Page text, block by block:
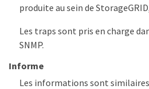
produite au sein de
Les traps sont pris en charge
SNMP.
Informe
Les informations sont